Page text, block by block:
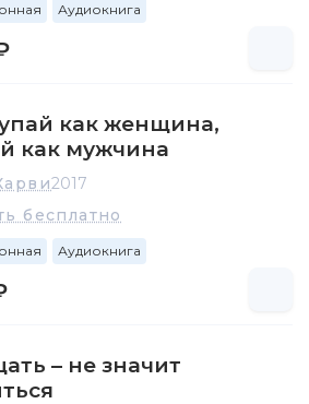
Аудиокнига
как женщина,
как мужчина
2017
бесплатно
Аудиокнига
– не значит